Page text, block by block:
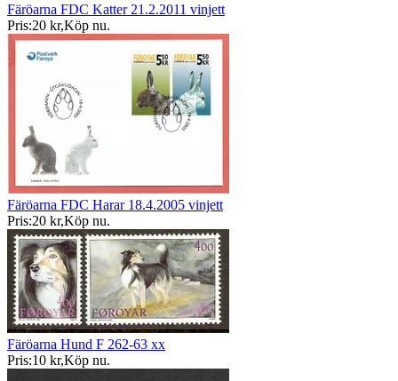
Färöarna FDC Katter 21.2.2011 vinjett
Pris:20 kr,Köp nu.
Färöarna FDC Harar 18.4.2005 vinjett
Pris:20 kr,Köp nu.
Färöarna Hund F 262-63 xx
Pris:10 kr,Köp nu.